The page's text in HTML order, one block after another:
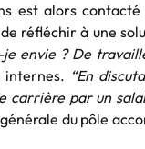
est alors
réfléchir à une
envie ? De
internes. “En
carrière par un
du pôle